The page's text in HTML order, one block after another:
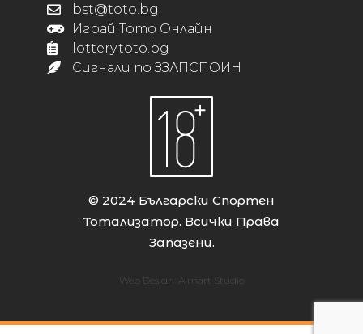
bst@toto.bg
Играй Тото Онлайн
lottery.toto.bg
Сигнали по ЗЗЛПСПОИН
© 2024 Български Спортен
Тотализатор. Всички Права
Запазени.
Web Design: Almart Studio